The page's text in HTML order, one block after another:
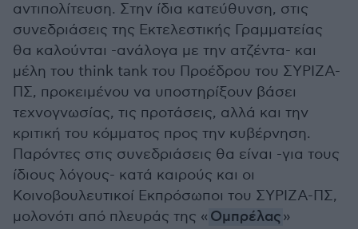
αντιπολίτευση. Στην ίδια κατεύθυνση, στις
συνεδριάσεις της Εκτελεστικής Γραμματείας
θα καλούνται -ανάλογα με την ατζέντα- και
μέλη του think tank του Προέδρου του ΣΥΡΙΖΑ-
ΠΣ, προκειμένου να υποστηρίξουν βάσει
τεχνογνωσίας, τις προτάσεις, αλλά και την
κριτική του κόμματος προς την κυβέρνηση.
Παρόντες στις συνεδριάσεις θα είναι -για τους
ίδιους λόγους- κατά καιρούς και οι
Κοινοβουλευτικοί Εκπρόσωποι του ΣΥΡΙΖΑ-ΠΣ,
μολονότι από πλευράς της « Ομπρέλας»